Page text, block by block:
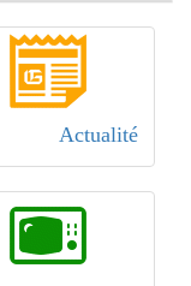
Actualité